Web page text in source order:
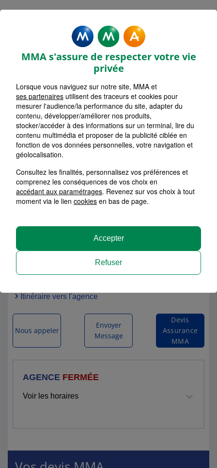
AUCAMVILLE
Accueil Assurance Occitanie Assurance Haute-Garonne (31)
MMA TOULOUSE AUCAMVILLE
444 ROUTE DE FRONTON
Itinéraire vers l'agence
AGENCE FERMÉE
Voir les horaires
Nous appeler
Envoyer
Message
Devis
Assurance
MMA
MMA s'assure de respecter votre vie
privée
Lorsque vous naviguez sur notre site, MMA et
ses partenaires utilisent des traceurs et cookies pour
mesurer l'audience/la performance du site, adapter du
contenu, développer/améliorer nos produits,
stocker/accéder à des informations sur un terminal, lire du
contenu multimédia et proposer de la publicité ciblée en
fonction de vos données personnelles, votre navigation et
géolocalisation.
Consultez les finalités, personnalisez vos préférences et
comprenez les conséquences de vos choix en
accédant aux paramétrages. Revenez sur vos choix à tout
moment via le lien cookies en bas de page.
Refuser
Accepter